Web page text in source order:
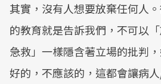
其實，沒有人想要放棄任何人
的教育就是告訴我們，不可以
急救」一樣隱含著立場的批判
好的，不應該的，這都會讓病